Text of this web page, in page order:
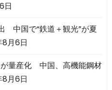
日
中国で“鉄道＋観光”が夏
月6日
量産化 中国、高機能鋼材
月6日